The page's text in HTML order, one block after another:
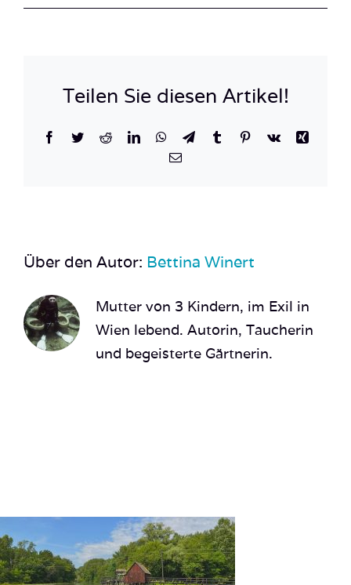
Teilen Sie diesen Artikel!
Facebook
TwitterRedditLinkedInWhatsApp
TelegramTumblrPinterest
Vk
Xing
E-
Über den Autor: Bettina Winert
Mutter von 3 Kindern, im Exil in
Wien lebend. Autorin, Taucherin
und begeisterte Gärtnerin.